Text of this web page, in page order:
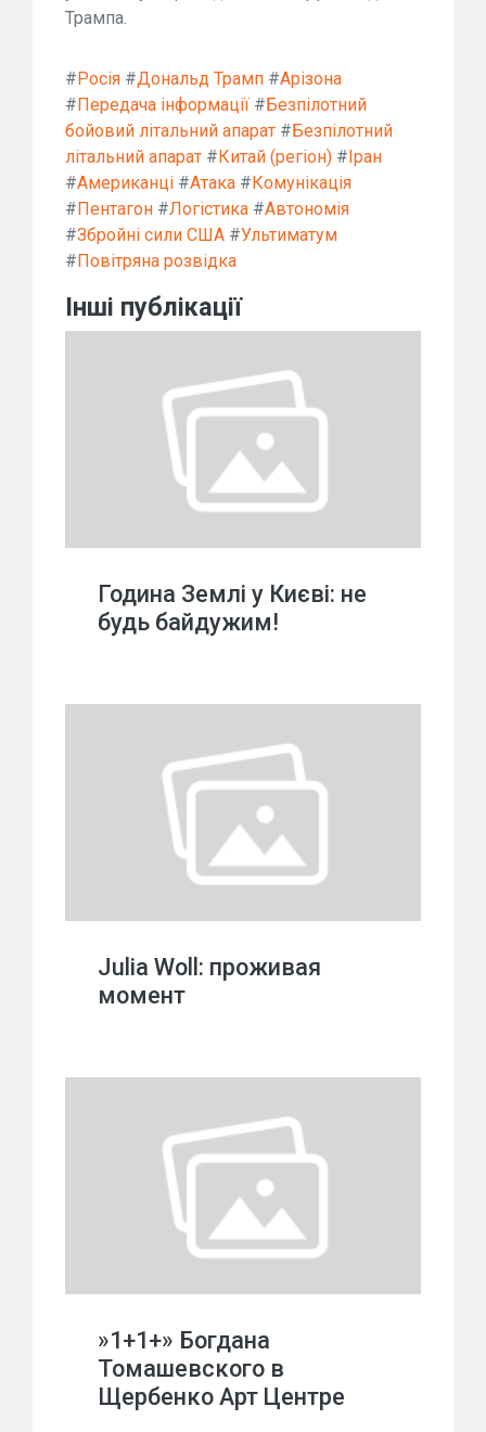
Трампа.
#Росія #Дональд Трамп #Арізона
#Передача інформації #Безпілотний
бойовий літальний апарат #Безпілотний
літальний апарат #Китай (регіон) #Іран
#Американці #Атака #Комунікація
#Пентагон #Логістика #Автономія
#Збройні сили США #Ультиматум
#Повітряна розвідка
Інші публікації
Година Землі у Києві: не
будь байдужим!
Julia Woll: проживая
момент
»1+1+» Богдана
Томашевского в
Щербенко Арт Центре